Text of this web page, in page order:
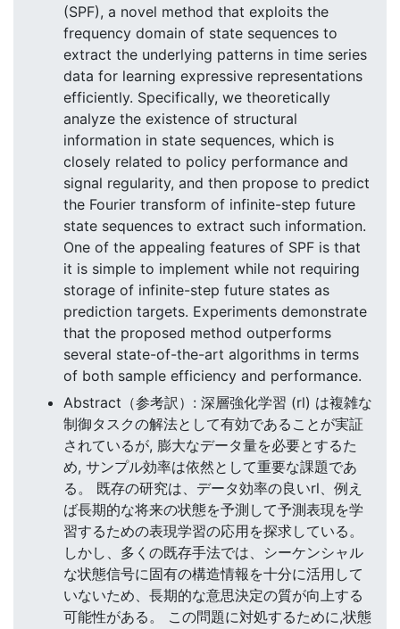
(SPF), a novel method that exploits the
frequency domain of state sequences to
extract the underlying patterns in time series
data for learning expressive representations
efficiently. Specifically, we theoretically
analyze the existence of structural
information in state sequences, which is
closely related to policy performance and
signal regularity, and then propose to predict
the Fourier transform of infinite-step future
state sequences to extract such information.
One of the appealing features of SPF is that
it is simple to implement while not requiring
storage of infinite-step future states as
prediction targets. Experiments demonstrate
that the proposed method outperforms
several state-of-the-art algorithms in terms
of both sample efficiency and performance.
Abstract（参考訳）: 深層強化学習 (rl) は複雑な
制御タスクの解法として有効であることが実証
されているが, 膨大なデータ量を必要とするた
め, サンプル効率は依然として重要な課題であ
る。 既存の研究は、データ効率の良いrl、例え
ば長期的な将来の状態を予測して予測表現を学
習するための表現学習の応用を探求している。
しかし、多くの既存手法では、シーケンシャル
な状態信号に固有の構造情報を十分に活用して
いないため、長期的な意思決定の質が向上する
可能性がある。 この問題に対処するために,状態